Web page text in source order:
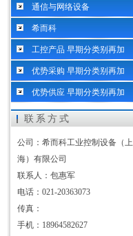
通信与网络设备
希而科
工控产品 早期分类别再加
优势采购 早期分类别再加
优势供应 早期分类别再加
联系方式
公司：希而科工业控制设备（上
海）有限公司
联系人：包惠军
电话：021-20363073
传真：
手机：18964582627